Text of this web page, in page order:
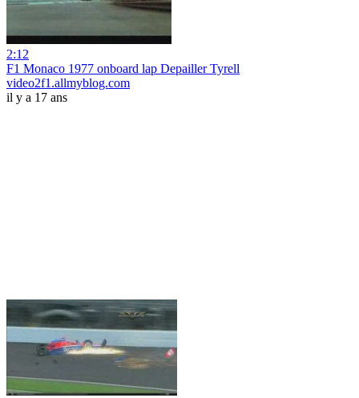
2:12
F1 Monaco 1977 onboard lap Depailler Tyrell
video2f1.allmyblog.com
il y a 17 ans